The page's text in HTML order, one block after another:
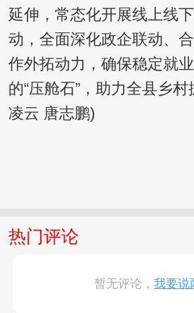
延伸，常态化开展线上线
动，全面深化政企联动、
作外拓动力，确保稳定就
的“压舱石”，助力全县乡
凌云 唐志鹏)
热门评论
暂无评论， 我要说